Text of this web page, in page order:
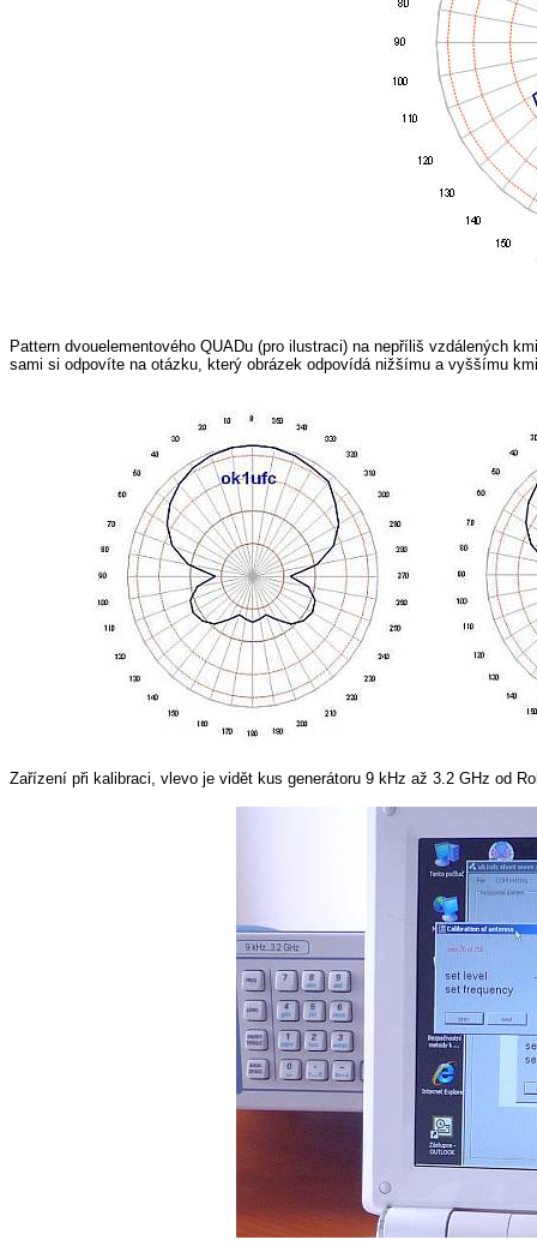
Pattern dvouelementového QUADu (pro ilustraci) na nepříliš vzdálených
sami si odpovíte na otázku, který obrázek odpovídá nižšímu a vyššímu
Zařízení při kalibraci, vlevo je vidět kus generátoru 9 kHz až 3.2 GHz od